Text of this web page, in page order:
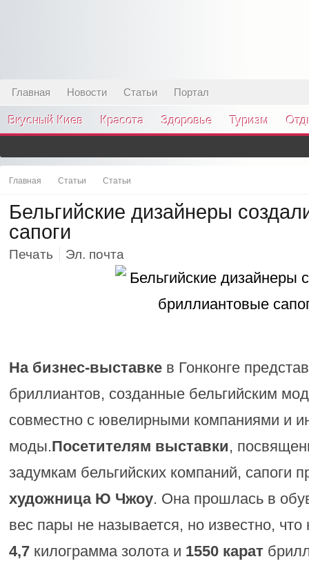
Главная Новости Статьи Портал
Вкусный Киев Красота Здоровье Туризм
Главная Статьи Статьи
Бельгийские дизайнеры
сапоги
Печать Эл. почта
На бизнес-выставке в Гонконге
бриллиантов, созданные бельгийским
совместно с ювелирными компаниями и
моды.Посетителям выставки,
задумкам бельгийских компаний, сапоги
художница Ю Чжоу. Она прошлась в
вес пары не называется, но известно,
4,7 килограмма золота и 1550 карат